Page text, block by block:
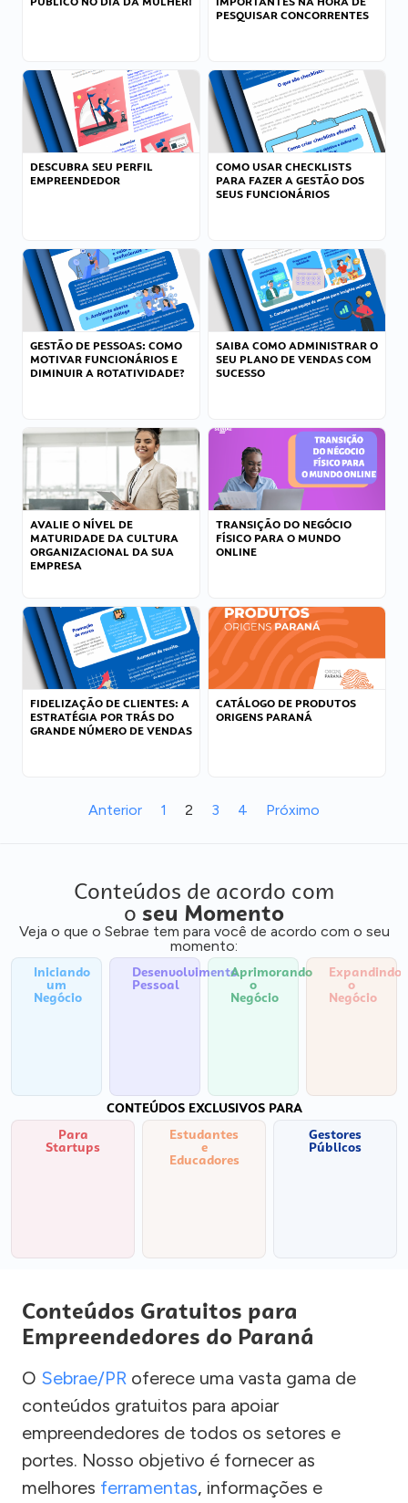
PESQUISAR CONCORRENTES
DESCUBRA SEU PERFIL
EMPREENDEDOR
COMO USAR CHECKLISTS
PARA FAZER A GESTÃO DOS
SEUS FUNCIONÁRIOS
GESTÃO DE PESSOAS: COMO
MOTIVAR FUNCIONÁRIOS E
DIMINUIR A ROTATIVIDADE?
SAIBA COMO ADMINISTRAR O
SEU PLANO DE VENDAS COM
SUCESSO
AVALIE O NÍVEL DE
MATURIDADE DA CULTURA
ORGANIZACIONAL DA SUA
EMPRESA
TRANSIÇÃO DO NEGÓCIO
FÍSICO PARA O MUNDO
ONLINE
FIDELIZAÇÃO DE CLIENTES: A
ESTRATÉGIA POR TRÁS DO
GRANDE NÚMERO DE VENDAS
CATÁLOGO DE PRODUTOS
ORIGENS PARANÁ
Anterior 1 2 3 4 Próximo
Conteúdos de acordo com
o seu Momento
Veja o que o Sebrae tem para você de acordo com o seu
momento:
Iniciando
um
Negócio
Desenvolvimento
Pessoal
Aprimorando
o
Negócio
Expandindo
o
Negócio
CONTEÚDOS EXCLUSIVOS PARA
Para
Startups
Estudantes
e
Educadores
Gestores
Públicos
Conteúdos Gratuitos para
Empreendedores do Paraná
O Sebrae/PR oferece uma vasta gama de
conteúdos gratuitos para apoiar
empreendedores de todos os setores e
portes. Nosso objetivo é fornecer as
melhores ferramentas, informações e